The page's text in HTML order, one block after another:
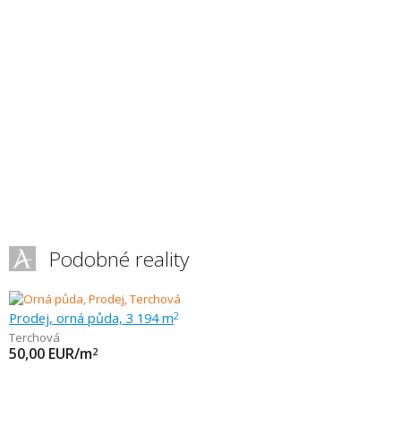
Podobné reality
Prodej, orná půda, 3 194 m2
Terchová
50,00 EUR/m2